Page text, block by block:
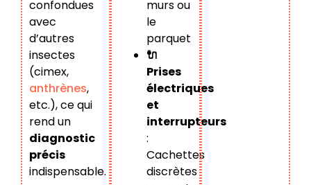
confondues
avec
d’autres
insectes
(cimex,
anthrènes,
etc.), ce qui
rend un
diagnostic
précis
indispensable.
murs ou
le
parquet
🔌
Prises
électriques
et
interrupteurs
:
Cachettes
discrètes